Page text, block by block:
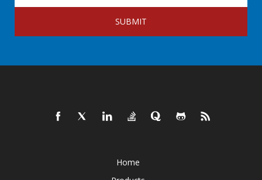
SUBMIT
Home